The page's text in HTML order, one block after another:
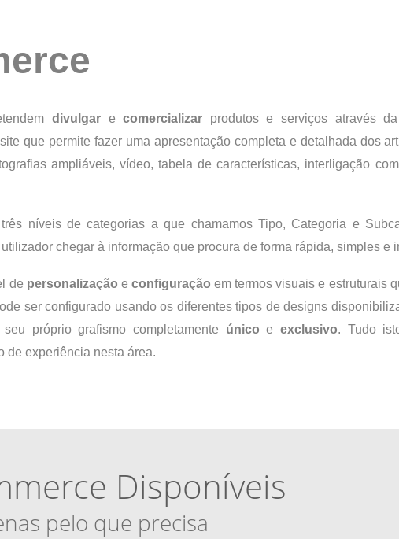
divulgarecomercializar produtos e serviços através
que permite fazer uma apresentação completa e detalhada dos
ampliáveis, vídeo, tabela de características, interligação
níveis de categorias a que chamamos Tipo, Categoria e
chegar à informação que procura de forma rápida, simples e
de personalização e configuração em termos visuais e estruturais
ser configurado usando os diferentes tipos de designs
próprio grafismo completamente únicoe exclusivo. Tudo
de experiência nesta área.
Disponíveis
pelo que precisa